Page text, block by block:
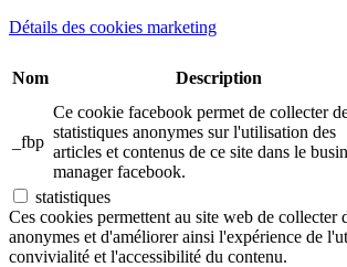
Détails des cookies marketing
Nom Description
_fbp
Ce cookie facebook permet de collecter
statistiques anonymes sur l'utilisation des
articles et contenus de ce site dans le
manager facebook.
statistiques
Ces cookies permettent au site web de collecter
anonymes et d'améliorer ainsi l'expérience de
convivialité et l'accessibilité du contenu.